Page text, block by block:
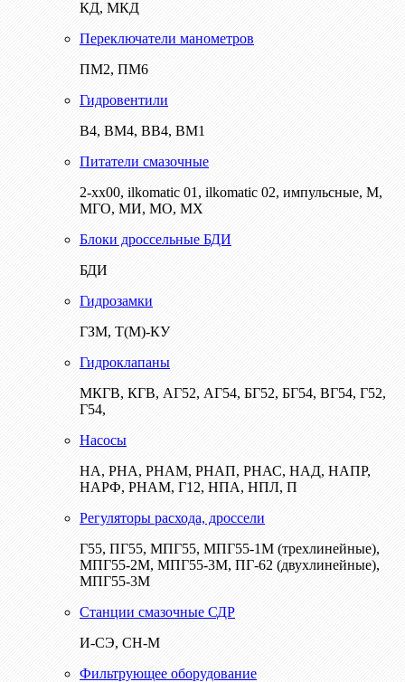
КД, МКД
Переключатели манометров
ПМ2, ПМ6
Гидровентили
В4, ВМ4, ВВ4, ВМ1
Питатели смазочные
2-хх00, ilkomatic 01, ilkomatic 02, импульсные, М,
МГО, МИ, МО, МХ
Блоки дроссельные БДИ
БДИ
Гидрозамки
ГЗМ, Т(М)-КУ
Гидроклапаны
МКГВ, КГВ, АГ52, АГ54, БГ52, БГ54, ВГ54, Г52,
Г54,
Насосы
НА, РНА, РНАМ, РНАП, РНАС, НАД, НАПР,
НАРФ, РНАМ, Г12, НПА, НПЛ, П
Регуляторы расхода, дроссели
Г55, ПГ55, МПГ55, МПГ55-1М (трехлинейные),
МПГ55-2М, МПГ55-3М, ПГ-62 (двухлинейные),
МПГ55-3М
Станции смазочные СДР
И-СЭ, СН-М
Фильтрующее оборудование